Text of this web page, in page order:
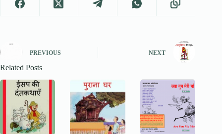
PREVIOUS NEXT
Related Posts